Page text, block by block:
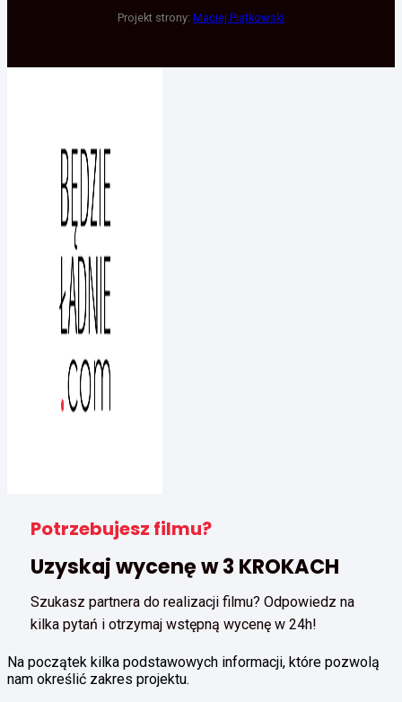
Projekt strony: Maciej Piątkowski
Potrzebujesz filmu?
Uzyskaj wycenę w 3 KROKACH
Szukasz partnera do realizacji filmu? Odpowiedz na
kilka pytań i otrzymaj wstępną wycenę w 24h!
Na początek kilka podstawowych informacji, które pozwolą
nam określić zakres projektu.